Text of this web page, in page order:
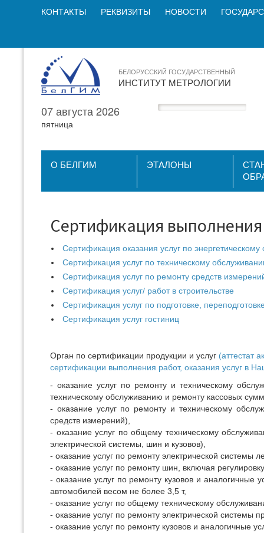
КОНТАКТЫ РЕКВИЗИТЫ НОВОСТИ
БЕЛОРУССКИЙ ГОСУДАРСТВЕННЫЙ
ИНСТИТУТ МЕТРОЛОГИИ
07 августа 2026
пятница
О БЕЛГИМ ЭТАЛОНЫ
Сертификация выполнения
Сертификация оказания услуг по
Сертификация услуг по техническому
Сертификация услуг по ремонту средств
Сертификация услуг/ работ в строительстве
Сертификация услуг по подготовке,
Сертификация услуг гостиниц
Орган по сертификации продукции и услуг (аттестат
сертификации выполнения работ, оказания услуг в
- оказание услуг по ремонту и техническому
техническому обслуживанию и ремонту кассовых
- оказание услуг по ремонту и техническому
средств измерений),
- оказание услуг по общему техническому
электрической системы, шин и кузовов),
- оказание услуг по ремонту электрической системы
- оказание услуг по ремонту шин, включая
- оказание услуг по ремонту кузовов и аналогичные
автомобилей весом не более 3,5 т,
- оказание услуг по общему техническому
- оказание услуг по ремонту электрической системы
- оказание услуг по ремонту кузовов и аналогичные